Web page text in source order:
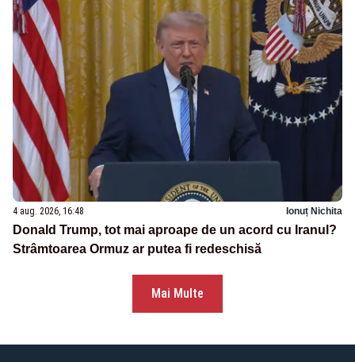
4 aug. 2026, 16:48 Ionuț Nichita
Donald Trump, tot mai aproape de un acord cu Iranul?
Strâmtoarea Ormuz ar putea fi redeschisă
Mai Multe